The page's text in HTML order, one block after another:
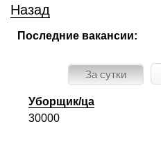
Назад
Последние вакансии:
За сутки
Уборщик/ца
30000